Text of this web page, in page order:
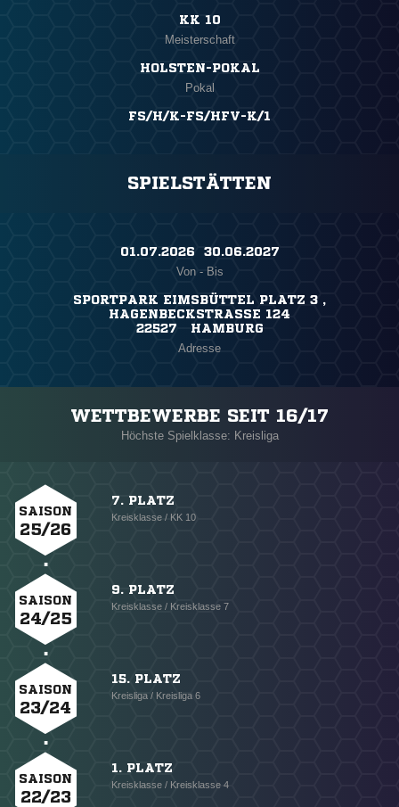
KK 10
Meisterschaft
HOLSTEN-POKAL
Pokal
FS/H/K-FS/HFV-K/1
SPIELSTÄTTEN
01.07.2026 ​ 30.06.2027
Von - Bis
SPORTPARK EIMSBÜTTEL PLATZ 3 ,
HAGENBECKSTRASSE 124
22527 HAMBURG
Adresse
WETTBEWERBE SEIT 16/17
Höchste Spielklasse: Kreisliga
SAISON
25/26
7. PLATZ
Kreisklasse / KK 10
SAISON
24/25
9. PLATZ
Kreisklasse / Kreisklasse 7
SAISON
23/24
15. PLATZ
Kreisliga / Kreisliga 6
SAISON
22/23
1. PLATZ
Kreisklasse / Kreisklasse 4